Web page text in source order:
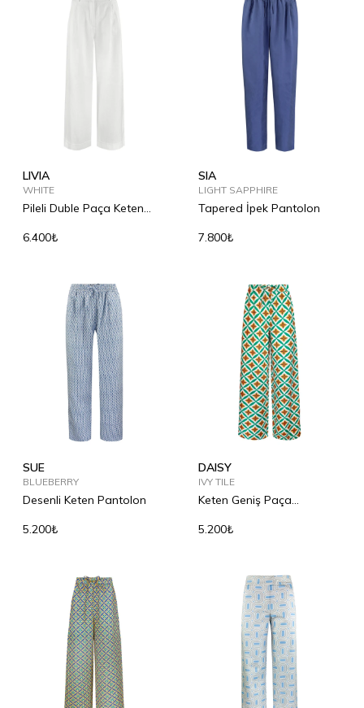
LIVIA
WHITE
Pileli Duble Paça Keten
6.400₺
SIA
LIGHT SAPPHIRE
Tapered İpek Pantolon
7.800₺
SUE
BLUEBERRY
Desenli Keten Pantolon
5.200₺
DAISY
IVY TILE
Keten Geniş Paça
5.200₺